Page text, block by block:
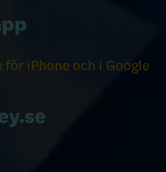
iPhone och i Google